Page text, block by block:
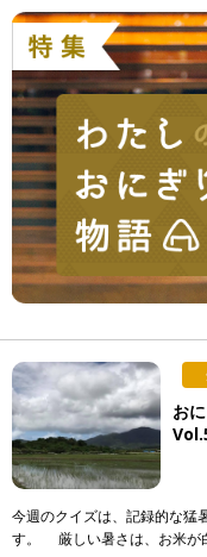
お
今週のクイズは、記録的な猛
す。 厳しい暑さは、お米が